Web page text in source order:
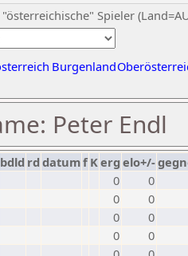
Spieler
Burgenland
Peter Endl
bdld rd datumf Kerg elo+/-
0
0
0
0
0
0
0
0